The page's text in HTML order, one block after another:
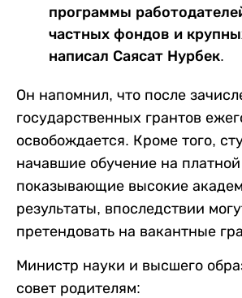
программы
частных фондов и
написал Саясат Нурбек.
Он напомнил, что после
государственных грантов
освобождается. Кроме того,
начавшие обучение на
показывающие высокие
результаты, впоследствии
претендовать на вакантные
Министр науки и высшего
совет родителям: